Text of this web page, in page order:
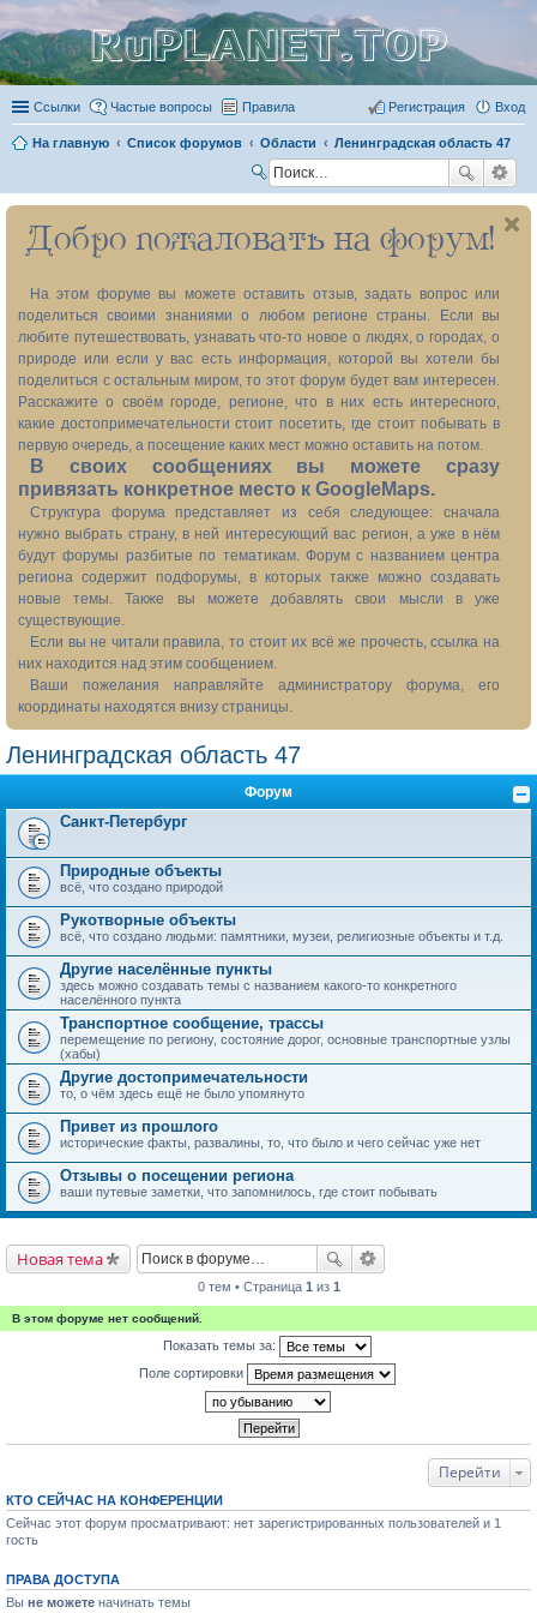
RuPLANET.TOP
Ссылки Частые вопросы Правила Вход
Регистрация
На главную Список форумов Области Ленинградская область 47
ск
Добро пожаловать на форум!
На этом форуме вы можете оставить отзыв, задать вопрос или
поделиться своими знаниями о любом регионе страны. Если вы
любите путешествовать, узнавать что-то новое о людях, о городах, о
природе или если у вас есть информация, которой вы хотели бы
поделиться с остальным миром, то этот форум будет вам интересен.
Расскажите о своём городе, регионе, что в них есть интересного,
какие достопримечательности стоит посетить, где стоит побывать в
первую очередь, а посещение каких мест можно оставить на потом.
В своих сообщениях вы можете сразу
привязать конкретное место к GoogleMaps.
Структура форума представляет из себя следующее: сначала
нужно выбрать страну, в ней интересующий вас регион, а уже в нём
будут форумы разбитые по тематикам. Форум с названием центра
региона содержит подфорумы, в которых также можно создавать
новые темы. Также вы можете добавлять свои мысли в уже
существующие.
Если вы не читали правила, то стоит их всё же прочесть, ссылка на
них находится над этим сообщением.
Ваши пожелания направляйте администратору форума, его
координаты находятся внизу страницы.
Ленинградская область 47
Форум
Санкт-Петербург
Природные объекты
всё, что создано природой
Рукотворные объекты
всё, что создано людьми: памятники, музеи, религиозные объекты и т.д.
Другие населённые пункты
здесь можно создавать темы с названием какого-то конкретного
населённого пункта
Транспортное сообщение, трассы
перемещение по региону, состояние дорог, основные транспортные узлы
(хабы)
Другие достопримечательности
то, о чём здесь ещё не было упомянуто
Привет из прошлого
исторические факты, развалины, то, что было и чего сейчас уже нет
Отзывы о посещении региона
ваши путевые заметки, что запомнилось, где стоит побывать
Новая тема
0 тем • Страница 1 из 1
В этом форуме нет сообщений.
Показать темы за:
Поле сортировки
Перейти
КТО СЕЙЧАС НА КОНФЕРЕНЦИИ
Сейчас этот форум просматривают: нет зарегистрированных пользователей и 1
гость
ПРАВА ДОСТУПА
Вы не можете начинать темы